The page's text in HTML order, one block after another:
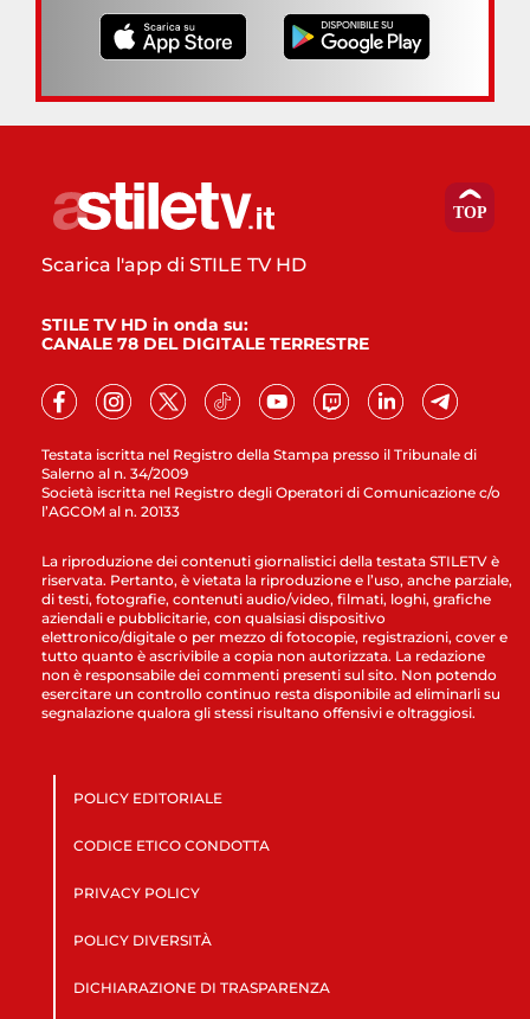
Testata iscritta nel Registro della Stampa presso il Tribunale di
Salerno al n. 34/2009
Società iscritta nel Registro degli Operatori di Comunicazione c/o
l’AGCOM al n. 20133
Scarica l'app di STILE TV HD
STILE TV HD in onda su:
CANALE 78 DEL DIGITALE TERRESTRE
La riproduzione dei contenuti giornalistici della testata STILETV è
riservata. Pertanto, è vietata la riproduzione e l’uso, anche parziale,
di testi, fotografie, contenuti audio/video, filmati, loghi, grafiche
aziendali e pubblicitarie, con qualsiasi dispositivo
elettronico/digitale o per mezzo di fotocopie, registrazioni, cover e
tutto quanto è ascrivibile a copia non autorizzata. La redazione
non è responsabile dei commenti presenti sul sito. Non potendo
esercitare un controllo continuo resta disponibile ad eliminarli su
segnalazione qualora gli stessi risultano offensivi e oltraggiosi.
POLICY EDITORIALE
CODICE ETICO CONDOTTA
PRIVACY POLICY
POLICY DIVERSITÀ
DICHIARAZIONE DI TRASPARENZA